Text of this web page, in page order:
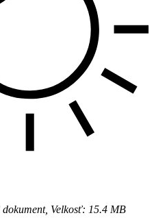
Velkosť: 15.4 MB